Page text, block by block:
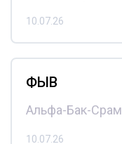
10.07.26
ФЫВ
Альфа-Бак-Срам
10.07.26